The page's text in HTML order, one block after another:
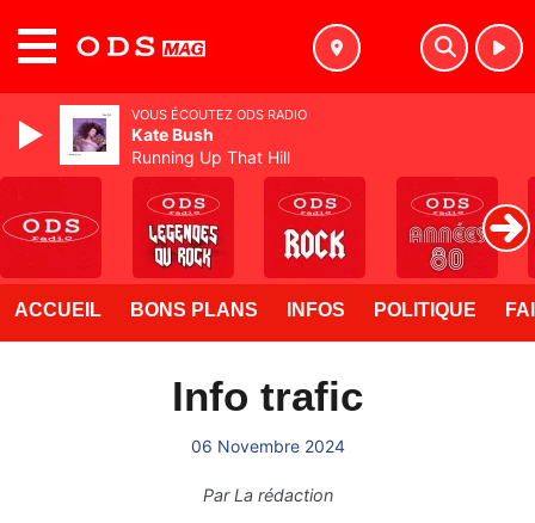
ACCUEIL BONS PLANS INFOS POLITIQUE
Info trafic
06 Novembre 2024
ParLa rédaction
VOUS ÉCOUTEZ ODS RADIO
Kate Bush
Running Up That Hill